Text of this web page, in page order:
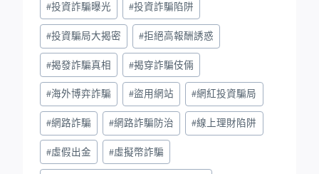
#投資詐騙曝光 #投資詐騙陷阱
#投資騙局大揭密 #拒絕高報酬誘惑
#揭發詐騙真相 #揭穿詐騙伎倆
#海外博弈詐騙 #盜用網站 #網紅投資騙局
#網路詐騙 #網路詐騙防治 #線上理財陷阱
#虛假出金 #虛擬幣詐騙